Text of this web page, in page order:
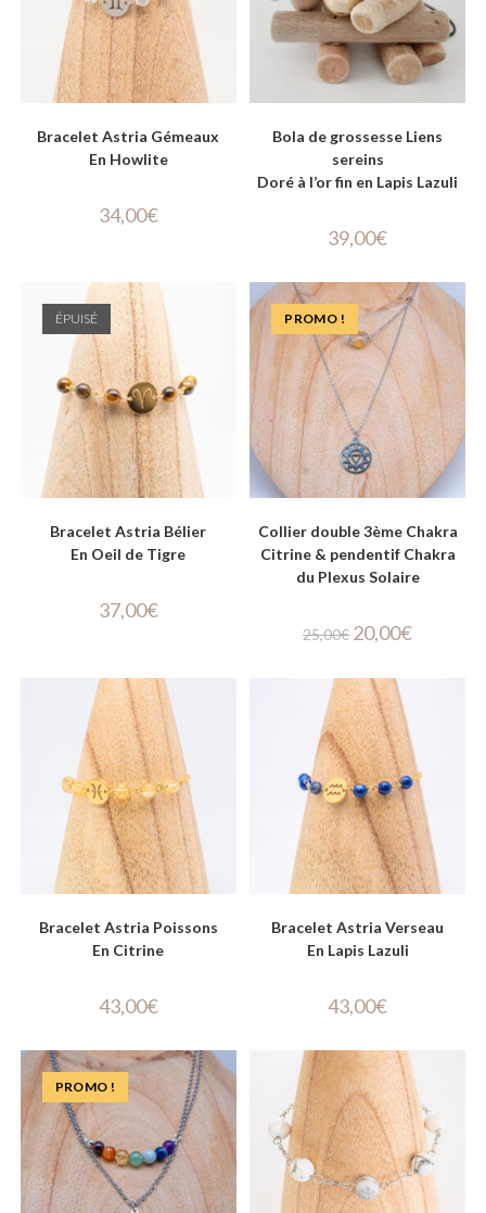
Bracelet Astria Gémeaux
En Howlite
34,00€
Bola de grossesse Liens
sereins
Doré à l’or fin en Lapis Lazuli
39,00€
ÉPUISÉ
Bracelet Astria Bélier
En Oeil de Tigre
37,00€
PROMO !
Collier double 3ème Chakra
Citrine & pendentif Chakra
du Plexus Solaire
25,00€ 20,00€
Bracelet Astria Poissons
En Citrine
43,00€
Bracelet Astria Verseau
En Lapis Lazuli
43,00€
PROMO !